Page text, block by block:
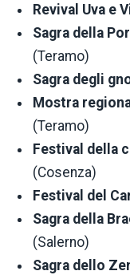
Revival Uva e
Sagra della
(Teramo)
Sagra degli
Mostra
(Teramo)
Festival della
(Cosenza)
Festival del
Sagra della
(Salerno)
Sagra dello